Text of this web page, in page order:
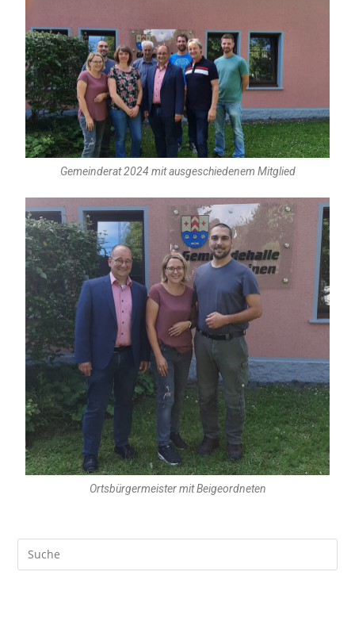
Gemeinderat 2024 mit ausgeschiedenem Mitglied
Ortsbürgermeister mit Beigeordneten